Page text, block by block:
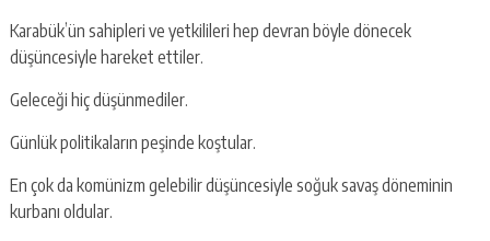
Karabük’ün sahipleri ve yetkilileri hep devran böyle dönecek
düşüncesiyle hareket ettiler.
Geleceği hiç düşünmediler.
Günlük politikaların peşinde koştular.
En çok da komünizm gelebilir düşüncesiyle soğuk savaş döneminin
kurbanı oldular.